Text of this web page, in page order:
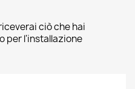
ciò che hai
per l'installazione